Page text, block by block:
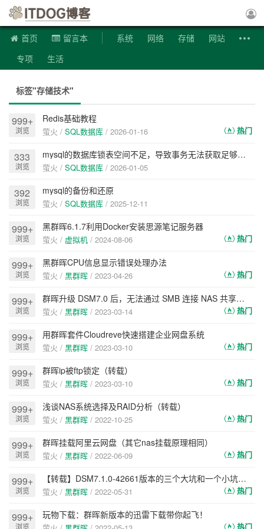
首页 留言本 系统 网络 存储
网站
专项
生活
标签"存储技术"
999+
浏览
Redis基础教程
热门
萤火 / SQL数据库 / 2026-01-16
333
浏览
mysql的数据库锁表空间不足，导致事务无法获取足够的锁资源
萤火 / SQL数据库 / 2026-01-05
392
浏览
mysql的备份和还原
萤火 / SQL数据库 / 2025-12-11
999+
浏览
黑群晖6.1.7利用Docker安装思源笔记服务器
热门
萤火 / 虚拟机 / 2024-08-06
999+
浏览
黑群晖CPU信息显示错误处理办法
热门
萤火 / 黑群晖 / 2023-04-26
999+
浏览
群晖升级 DSM7.0 后，无法通过 SMB 连接 NAS 共享文件夹解决方法
热门
萤火 / 黑群晖 / 2023-03-14
999+
浏览
用群晖套件Cloudreve快速搭建企业网盘系统
热门
萤火 / 黑群晖 / 2023-03-10
999+
浏览
群晖ip被ftp锁定（转载）
热门
萤火 / 黑群晖 / 2023-03-10
999+
浏览
浅谈NAS系统选择及RAID分析（转载）
热门
萤火 / 黑群晖 / 2022-10-25
999+
浏览
群晖挂载阿里云网盘（其它nas挂载原理相同）
热门
萤火 / 黑群晖 / 2022-06-09
999+
浏览
【转载】DSM7.1.0-42661版本的三个大坑和一个小坑，黑群晖安装/升级须知！
热门
萤火 / 黑群晖 / 2022-05-31
999+
浏览
玩物下载：群晖新版本的迅雷下载带你起飞！
热门